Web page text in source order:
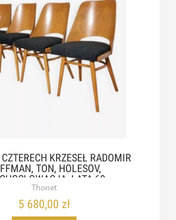
KRZESEŁ RADOMIR
TON, HOLESOV,
LATA 60
Thonet
5 680,00 zł